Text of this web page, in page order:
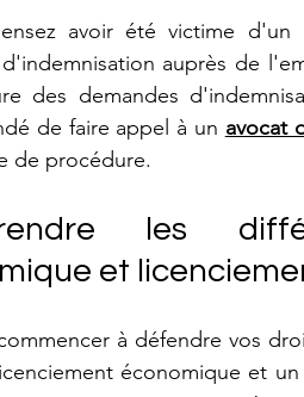
avoir été victime d'un
auprès de
des demandes
de faire appel à un avocat
de procédure.
les
et
à défendre vos
économique et